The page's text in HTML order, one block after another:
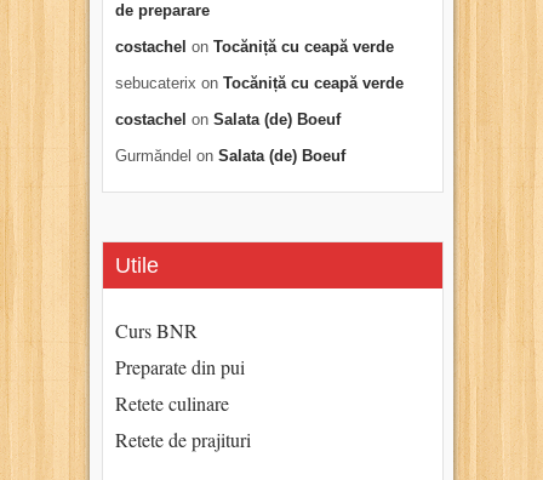
de preparare
costachel on Tocăniță cu ceapă verde
sebucaterix on Tocăniță cu ceapă verde
costachel on Salata (de) Boeuf
Gurmăndel on Salata (de) Boeuf
Utile
Curs BNR
Preparate din pui
Retete culinare
Retete de prajituri